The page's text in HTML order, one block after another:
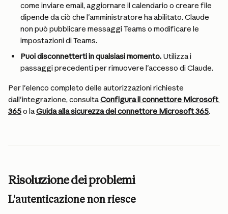
come inviare email, aggiornare il calendario o creare file
dipende da ciò che l'amministratore ha abilitato. Claude
non può pubblicare messaggi Teams o modificare le
impostazioni di Teams.
Puoi disconnetterti in qualsiasi momento. Utilizza i
passaggi precedenti per rimuovere l'accesso di Claude.
Per l'elenco completo delle autorizzazioni richieste
dall'integrazione, consulta Configura il connettore Microsoft
365 o la Guida alla sicurezza del connettore Microsoft 365.
Risoluzione dei problemi
L'autenticazione non riesce